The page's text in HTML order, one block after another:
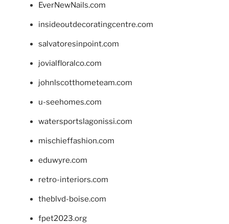
EverNewNails.com
insideoutdecoratingcentre.com
salvatoresinpoint.com
jovialfloralco.com
johnlscotthometeam.com
u-seehomes.com
watersportslagonissi.com
mischieffashion.com
eduwyre.com
retro-interiors.com
theblvd-boise.com
fpet2023.org